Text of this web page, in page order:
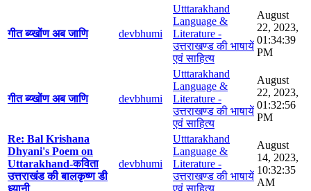
गीत ब्य्खोंण अब जाणि devbhumi
Utttarakhand
Language &
Literature -
उत्तराखण्ड की भाषायें
एवं साहित्य
August
22, 2023,
01:34:39
PM
गीत ब्य्खोंण अब जाणि devbhumi
Utttarakhand
Language &
Literature -
उत्तराखण्ड की भाषायें
एवं साहित्य
August
22, 2023,
01:32:56
PM
Re: Bal Krishana
Dhyani's Poem on
Uttarakhand-कविता
उत्तराखंड की बालकृष्ण डी
ध्यानी
devbhumi
Utttarakhand
Language &
Literature -
उत्तराखण्ड की भाषायें
एवं साहित्य
August
14, 2023,
10:32:35
AM